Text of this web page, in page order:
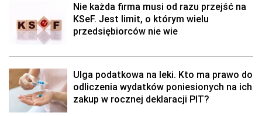
Nie każda firma musi od razu przejść na
KSeF. Jest limit, o którym wielu
przedsiębiorców nie wie
Ulga podatkowa na leki. Kto ma prawo do
odliczenia wydatków poniesionych na ich
zakup w rocznej deklaracji PIT?